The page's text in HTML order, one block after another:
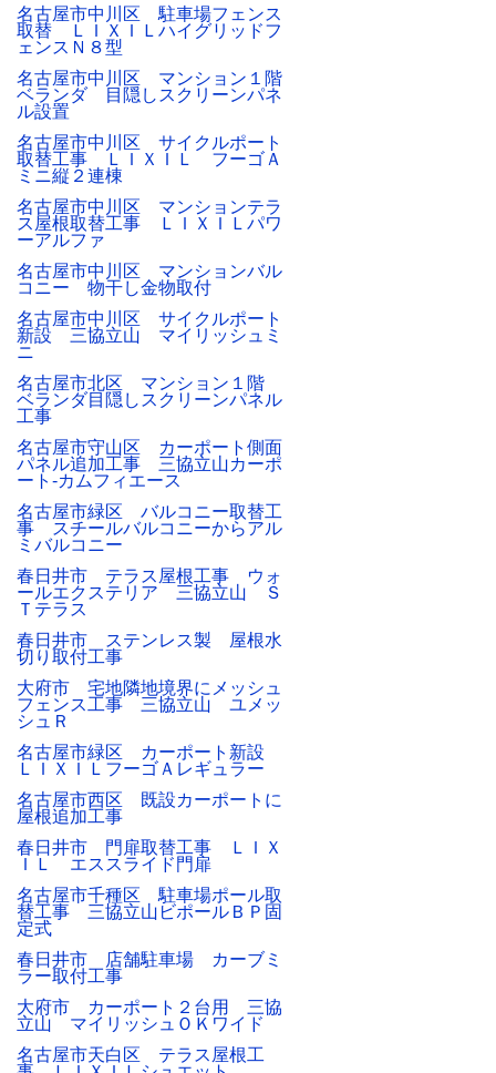
名古屋市中川区 駐車場フェンス
取替 ＬＩＸＩＬハイグリッドフ
ェンスＮ８型
名古屋市中川区 マンション１階
ベランダ 目隠しスクリーンパネ
ル設置
名古屋市中川区 サイクルポート
取替工事 ＬＩＸＩＬ フーゴＡ
ミニ縦２連棟
名古屋市中川区 マンションテラ
ス屋根取替工事 ＬＩＸＩＬパワ
ーアルファ
名古屋市中川区 マンションバル
コニー 物干し金物取付
名古屋市中川区 サイクルポート
新設 三協立山 マイリッシュミ
ニ
名古屋市北区 マンション１階
ベランダ目隠しスクリーンパネル
工事
名古屋市守山区 カーポート側面
パネル追加工事 三協立山カーポ
ート-カムフィエース
名古屋市緑区 バルコニー取替工
事 スチールバルコニーからアル
ミバルコニー
春日井市 テラス屋根工事 ウォ
ールエクステリア 三協立山 Ｓ
Ｔテラス
春日井市 ステンレス製 屋根水
切り取付工事
大府市 宅地隣地境界にメッシュ
フェンス工事 三協立山 ユメッ
シュＲ
名古屋市緑区 カーポート新設
ＬＩＸＩＬフーゴＡレギュラー
名古屋市西区 既設カーポートに
屋根追加工事
春日井市 門扉取替工事 ＬＩＸ
ＩＬ エススライド門扉
名古屋市千種区 駐車場ポール取
替工事 三協立山ビポールＢＰ固
定式
春日井市 店舗駐車場 カーブミ
ラー取付工事
大府市 カーポート２台用 三協
立山 マイリッシュＯＫワイド
名古屋市天白区 テラス屋根工